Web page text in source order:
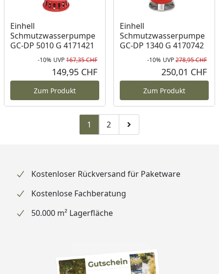
Einhell
Schmutzwasserpumpe
GC-DP 5010 G 4171421
Rabatt in Prozent
-10%
Ursprünglicher Preis
UVP167,35 CHF
149,95 CHF
Zum Produkt
Einhell
Schmutzwasserpumpe
GC-DP 1340 G 4170742
-10% UVP278,95 CHF
250,01 CHF
Zum Produkt
1 Zu Seite 2
2 Zur nächsten Seite
Kostenloser Rückversand für Paketware
Kostenlose Fachberatung
50.000 m² Lagerfläche